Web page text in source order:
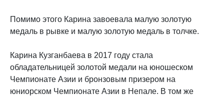
Помимо этого Карина завоевала малую золотую
медаль в рывке и малую золотую медаль в толчке.
Карина Кузганбаева в 2017 году стала
обладательницей золотой медали на юношеском
Чемпионате Азии и бронзовым призером на
юниорском Чемпионате Азии в Непале. В том же